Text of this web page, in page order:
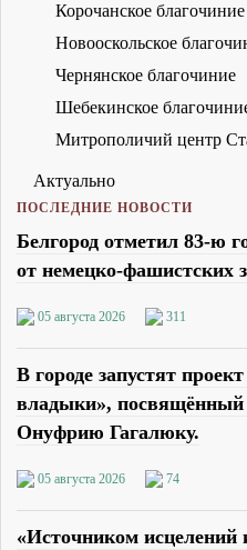
Корочанское благочиние
Новооскольское
Чернянское благочиние
Шебекинское
Митрополичий центр
Актуально
ПОСЛЕДНИЕ НОВОСТИ
Белгород отметил 83-ю
от немецко-фашистских
05 августа 2026 311
В городе запустят
владыки»,
Онуфрию Гагалюку.
05 августа 2026 74
«Источником исцелений